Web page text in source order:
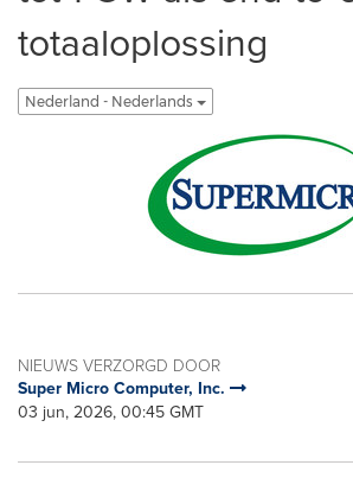
totaaloplossing
Nederland - Nederlands
NIEUWS VERZORGD DOOR
Super Micro Computer, Inc.
03 jun, 2026, 00:45 GMT